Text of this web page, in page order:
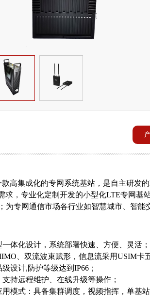
款高集成化的专网系统基站，是自主研发的
求，专业化定制开发的小型化LTE专网基
为专网通信市场各行业如智慧城市、智能
体化设计，系统部署快速、方便、灵活；
、双流波束赋形，信息流采用USIM卡
设计,防护等级达到IP66；
持远程维护、在线升级等操作；
模式：具备集群调度，视频指挥，单基站